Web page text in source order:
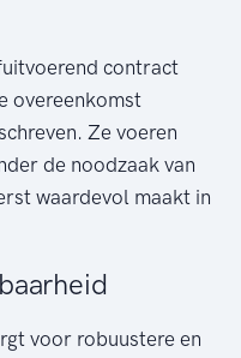
contract
overeenkomst
Ze voeren
de noodzaak van
waardevol maakt in
voor robuustere en